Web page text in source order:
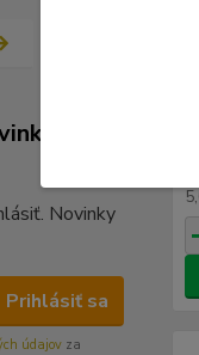
akcie
Novinky
Prihlásiť sa
údajov za